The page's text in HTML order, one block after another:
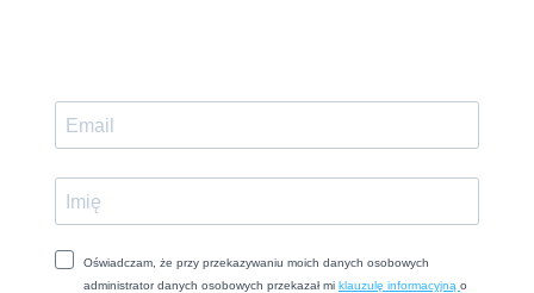
Oświadczam, że przy przekazywaniu moich danych osobowych
administrator danych osobowych przekazał mi klauzulę informacyjną o